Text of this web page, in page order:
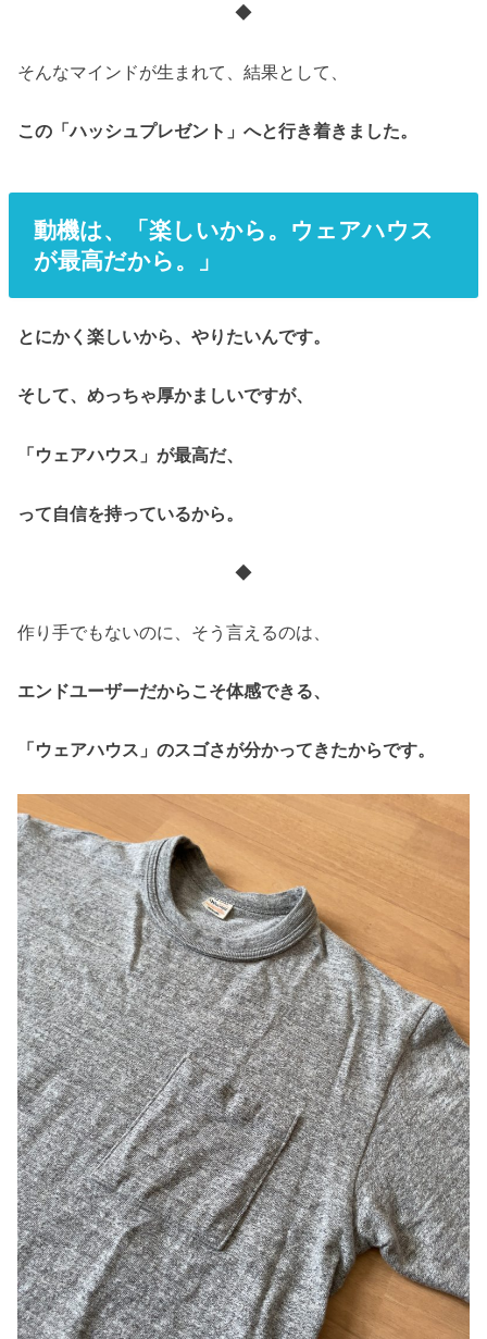
◆
そんなマインドが生まれて、結果として、
この「ハッシュプレゼント」へと行き着きました。
動機は、「楽しいから。ウェアハウス
が最高だから。」
とにかく楽しいから、やりたいんです。
そして、めっちゃ厚かましいですが、
「ウェアハウス」が最高だ、
って自信を持っているから。
◆
作り手でもないのに、そう言えるのは、
エンドユーザーだからこそ体感できる、
「ウェアハウス」のスゴさが分かってきたからです。